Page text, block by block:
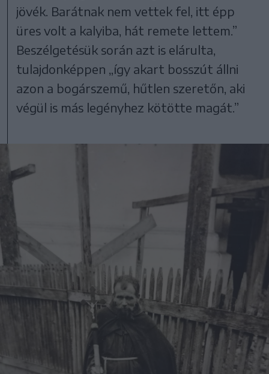
jövék. Barátnak nem vettek fel, itt épp
üres volt a kalyiba, hát remete lettem.”
Beszélgetésük során azt is elárulta,
tulajdonképpen „így akart bosszút állni
azon a bogárszemű, hűtlen szeretőn, aki
végül is más legényhez kötötte magát.”